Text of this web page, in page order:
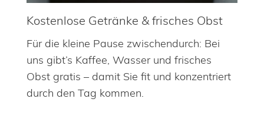
Kostenlose Getränke & frisches Obst
Für die kleine Pause zwischendurch: Bei
uns gibt’s Kaffee, Wasser und frisches
Obst gratis – damit Sie fit und konzentriert
durch den Tag kommen.